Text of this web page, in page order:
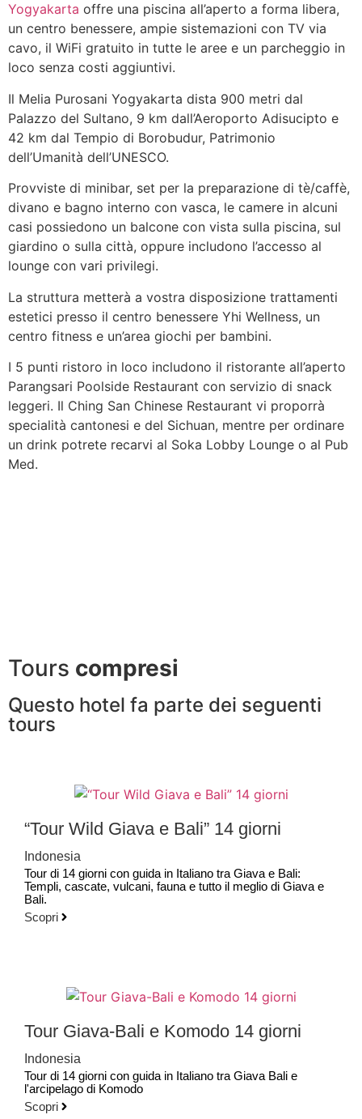
Yogyakarta offre una piscina all’aperto a forma libera,
un centro benessere, ampie sistemazioni con TV via
cavo, il WiFi gratuito in tutte le aree e un parcheggio in
loco senza costi aggiuntivi.
Il Melia Purosani Yogyakarta dista 900 metri dal
Palazzo del Sultano, 9 km dall’Aeroporto Adisucipto e
42 km dal Tempio di Borobudur, Patrimonio
dell’Umanità dell’UNESCO.
Provviste di minibar, set per la preparazione di tè/caffè,
divano e bagno interno con vasca, le camere in alcuni
casi possiedono un balcone con vista sulla piscina, sul
giardino o sulla città, oppure includono l’accesso al
lounge con vari privilegi.
La struttura metterà a vostra disposizione trattamenti
estetici presso il centro benessere Yhi Wellness, un
centro fitness e un’area giochi per bambini.
I 5 punti ristoro in loco includono il ristorante all’aperto
Parangsari Poolside Restaurant con servizio di snack
leggeri. Il Ching San Chinese Restaurant vi proporrà
specialità cantonesi e del Sichuan, mentre per ordinare
un drink potrete recarvi al Soka Lobby Lounge o al Pub
Med.
Tours compresi
Questo hotel fa parte dei seguenti
tours
“Tour Wild Giava e Bali” 14 giorni
Indonesia
Tour di 14 giorni con guida in Italiano tra Giava e Bali:
Templi, cascate, vulcani, fauna e tutto il meglio di Giava e
Bali.
Scopri
Tour Giava-Bali e Komodo 14 giorni
Indonesia
Tour di 14 giorni con guida in Italiano tra Giava Bali e
l'arcipelago di Komodo
Scopri